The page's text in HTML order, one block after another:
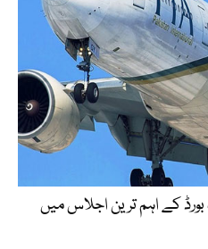
کے اہم ترین اجلاس میں